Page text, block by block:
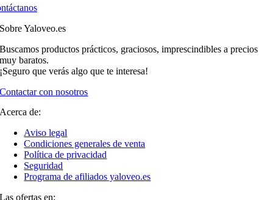
Sobre Yaloveo.es
Buscamos productos prácticos, graciosos, imprescindibles a precios
muy baratos.
¡Seguro que verás algo que te interesa!
Contactar con nosotros
Acerca de:
Aviso legal
Condiciones generales de venta
Política de privacidad
Seguridad
Programa de afiliados yaloveo.es
Las ofertas en: